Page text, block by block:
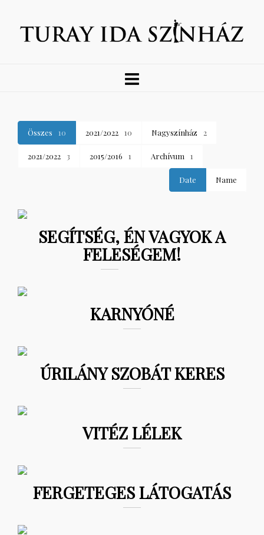
Összes 10 2021/2022 10 Nagyszínház 2
2021/2022 3 2015/2016 1 Archívum 1
Date Name
SEGÍTSÉG, ÉN VAGYOK A
FELESÉGEM!
KARNYÓNÉ
ÚRILÁNY SZOBÁT KERES
VITÉZ LÉLEK
FERGETEGES LÁTOGATÁS